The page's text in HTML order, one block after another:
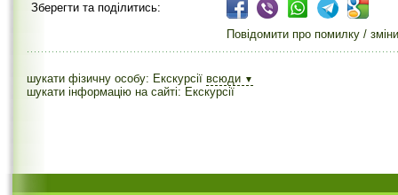
Зберегти та поділитись:
Повідомити про помилку / зміни
шукати фізичну особу: Екскурсії всюди ▼
шукати інформацію на сайті: Екскурсії